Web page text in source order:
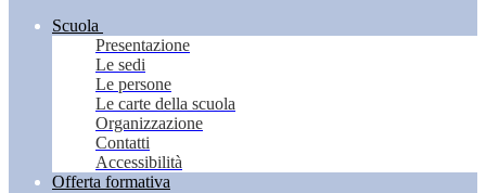
Scuola
Presentazione
Le sedi
Le persone
Le carte della scuola
Organizzazione
Contatti
Accessibilità
Offerta formativa